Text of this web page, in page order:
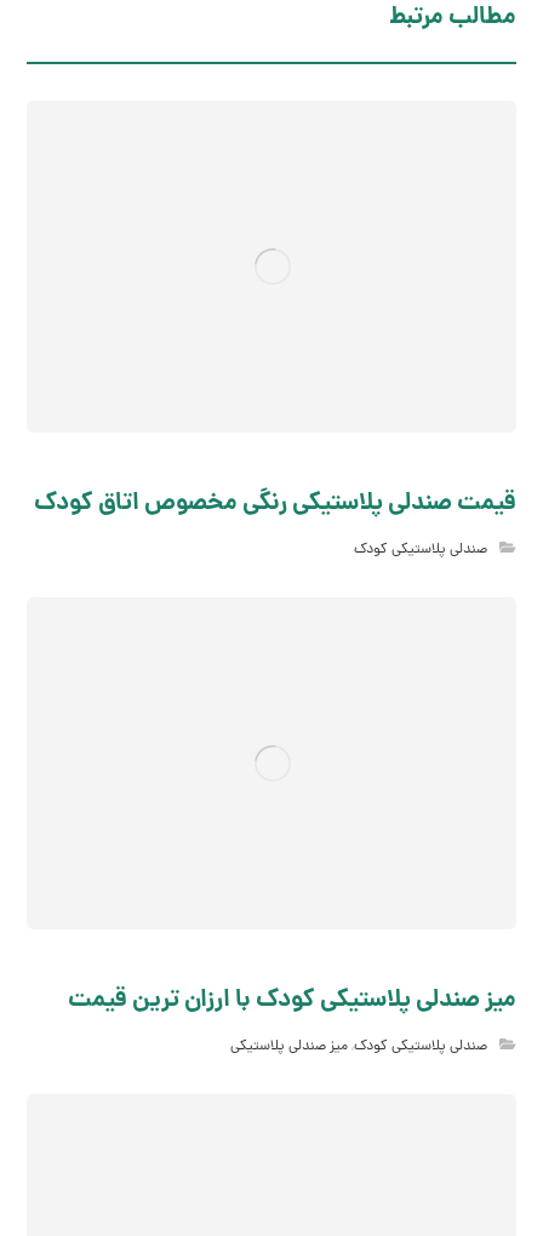
مطالب مرتبط
قیمت صندلی پلاستیکی رنگی مخصوص اتاق کودک
صندلی پلاستیکی کودک
میز صندلی پلاستیکی کودک با ارزان ترین قیمت
صندلی پلاستیکی کودک,میز صندلی پلاستیکی